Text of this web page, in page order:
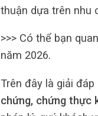
thuận dựa trên nhu
>>> Có thể bạn
năm 2026.
Trên đây là giải
chứng, chứng thực